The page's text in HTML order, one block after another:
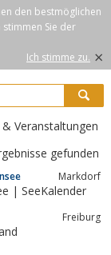
den bestmöglichen
stimmen Sie der
Ich stimme zu. ×
Veranstaltungen
gefunden
Markdorf
| SeeKalender
Freiburg